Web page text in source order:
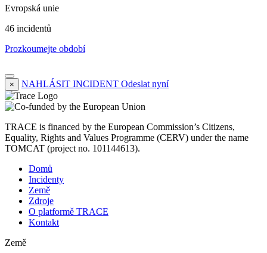
Evropská unie
46 incidentů
Prozkoumejte období
× NAHLÁSIT INCIDENT Odeslat nyní
TRACE is financed by the European Commission’s Citizens,
Equality, Rights and Values Programme (CERV) under the name
TOMCAT (project no. 101144613).
Domů
Incidenty
Země
Zdroje
O platformě TRACE
Kontakt
Země